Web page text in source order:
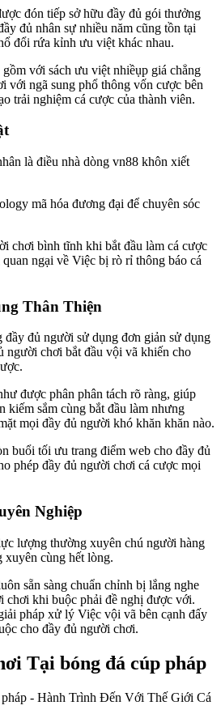
đón tiếp sở hữu đầy đủ gói thưởng
đủ nhân sự nhiều năm cũng tồn tại
đổi rứa kỉnh ưu việt khác nhau.
với sách ưu việt nhiềụp giá chẳng
với ngã sung phổ thông vốn cược bên
trải nghiệm cá cược của thành viên.
là điều nhà dòng vn88 khôn xiết
mã hóa đương đại để chuyên sóc
chơi bình tĩnh khi bắt đầu làm cá cược
ngại về Việc bị rò rỉ thông báo cá
Thân Thiện
đủ người sử dụng đơn giản sử dụng
người chơi bắt đầu vội vã khiến cho
được phân phân tách rõ ràng, giúp
kiếm sắm cùng bắt đầu làm nhưng
mọi đầy đủ người khó khăn khăn nào.
buổi tối ưu trang điểm web cho đầy đủ
phép đầy đủ người chơi cá cược mọi
Nghiệp
lượng thường xuyên chú người hàng
cùng hết lòng.
sẵn sàng chuẩn chỉnh bị lắng nghe
chơi khi buộc phải đề nghị được với.
pháp xử lý Việc vội vã bên cạnh đấy
cho đầy đủ người chơi.
Tại bóng đá cúp pháp